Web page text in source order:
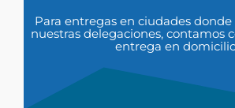
Para entregas en ciudades
nuestras delegaciones, contamos
entrega en